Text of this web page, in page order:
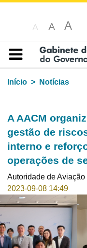
A A A
Índice
Início
Notícias
A AACM
gestão de
interno e
operações de
Autoridade de Aviação
2023-09-08 14:49